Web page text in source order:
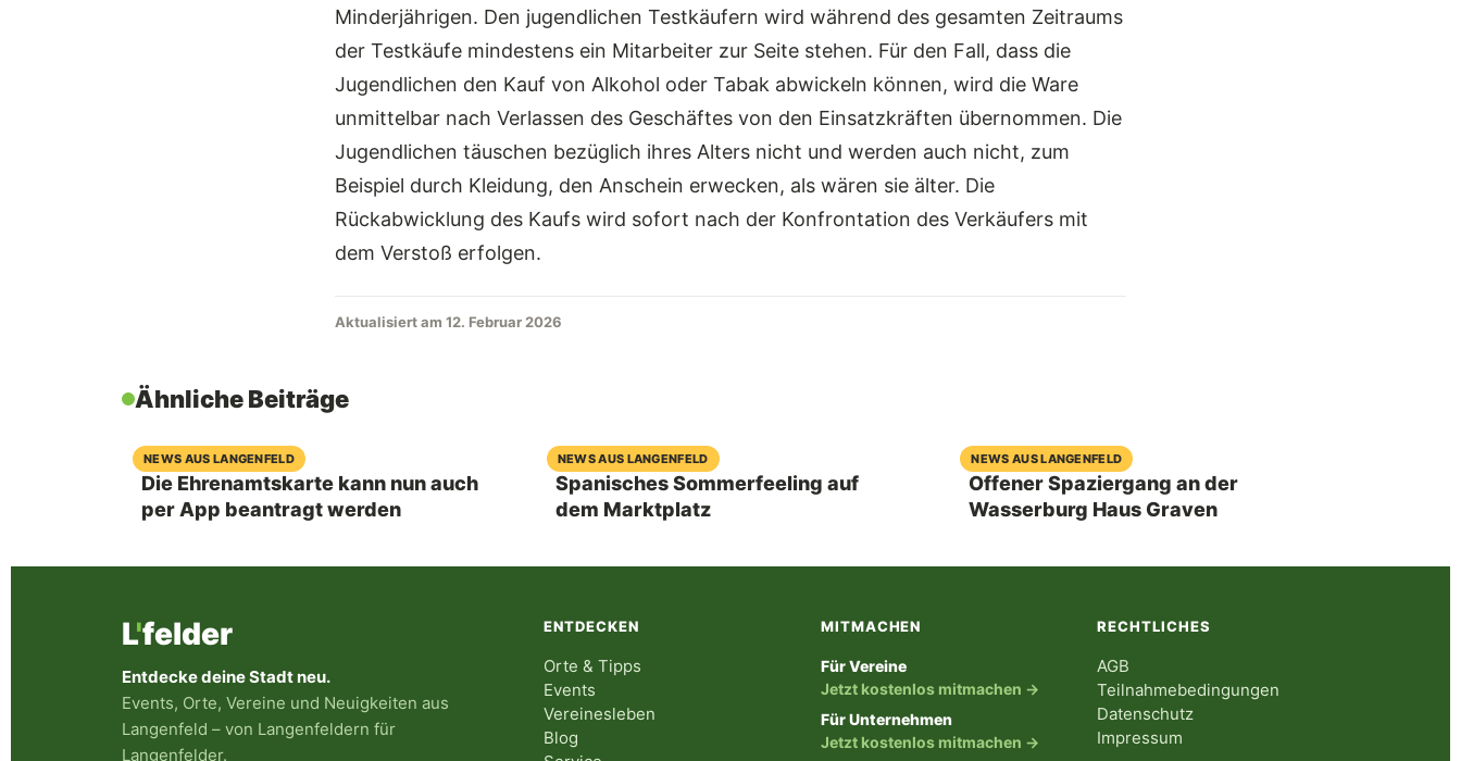
Minderjährigen. Den jugendlichen Testkäufern wird während des gesamten Zeitraums
der Testkäufe mindestens ein Mitarbeiter zur Seite stehen. Für den Fall, dass die
Jugendlichen den Kauf von Alkohol oder Tabak abwickeln können, wird die Ware
unmittelbar nach Verlassen des Geschäftes von den Einsatzkräften übernommen. Die
Jugendlichen täuschen bezüglich ihres Alters nicht und werden auch nicht, zum
Beispiel durch Kleidung, den Anschein erwecken, als wären sie älter. Die
Rückabwicklung des Kaufs wird sofort nach der Konfrontation des Verkäufers mit
dem Verstoß erfolgen.
Aktualisiert am 12. Februar 2026
Ähnliche Beiträge
NEWS AUS LANGENFELD
07. August 2026
Die Ehrenamtskarte kann nun auch
per App beantragt werden
NEWS AUS LANGENFELD
06. August 2026
Spanisches Sommerfeeling auf
dem Marktplatz
NEWS AUS LANGENFELD
04. August 2026
Offener Spaziergang an der
Wasserburg Haus Graven
L'felder
Entdecke deine Stadt neu.
Events, Orte, Vereine und Neuigkeiten aus
Langenfeld – von Langenfeldern für
Langenfelder.
ENTDECKEN
Orte & Tipps
Events
Vereinesleben
Blog
MITMACHEN
Für Vereine
Jetzt kostenlos mitmachen →
Für Unternehmen
Jetzt kostenlos mitmachen →
RECHTLICHES
AGB
Teilnahmebedingungen
Datenschutz
Impressum